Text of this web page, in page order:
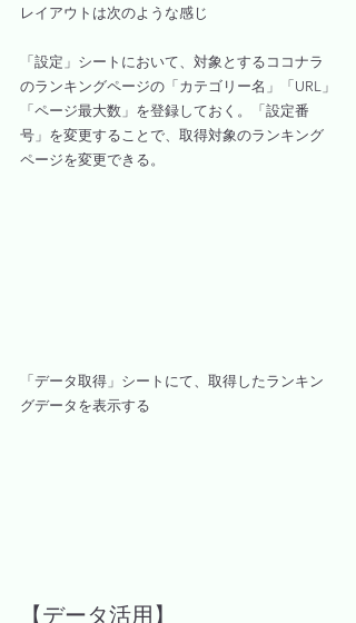
レイアウトは次のような感じ
「設定」シートにおいて、対象とするココナラ
のランキングページの「カテゴリー名」「URL」
「ページ最大数」を登録しておく。「設定番
号」を変更することで、取得対象のランキング
ページを変更できる。
「データ取得」シートにて、取得したランキン
グデータを表示する
【データ活用】